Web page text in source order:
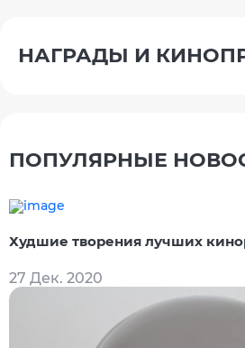
НАГРАДЫ И
ПОПУЛЯРНЫЕ
Худшие творения лучших
27 Дек. 2020